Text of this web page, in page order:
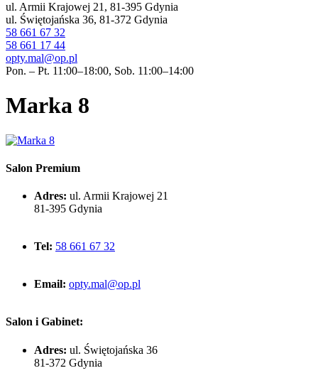
ul. Armii Krajowej 21, 81-395 Gdynia
ul. Świętojańska 36, 81-372 Gdynia
58 661 67 32
58 661 17 44
opty.mal@op.pl
Pon. – Pt. 11:00–18:00, Sob. 11:00–14:00
Marka 8
Salon Premium
Adres: ul. Armii Krajowej 21
81-395 Gdynia
Tel: 58 661 67 32
Email: opty.mal@op.pl
Salon i Gabinet:
Adres: ul. Świętojańska 36
81-372 Gdynia